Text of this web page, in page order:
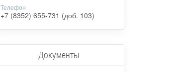
Телефон
+7 (8352) 655-731 (доб. 103)
Документы